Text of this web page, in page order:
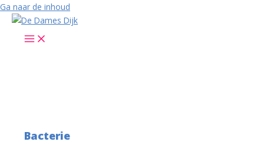
Ga naar de inhoud
Bacterie